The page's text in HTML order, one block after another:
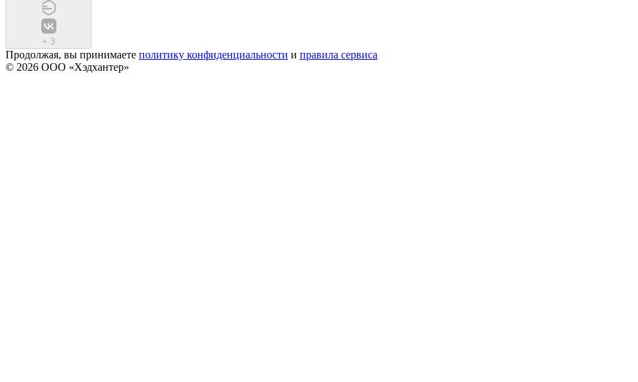
+ 3
Продолжая, вы принимаете политику конфиденциальности и правила сервиса
© 2026 ООО «Хэдхантер»